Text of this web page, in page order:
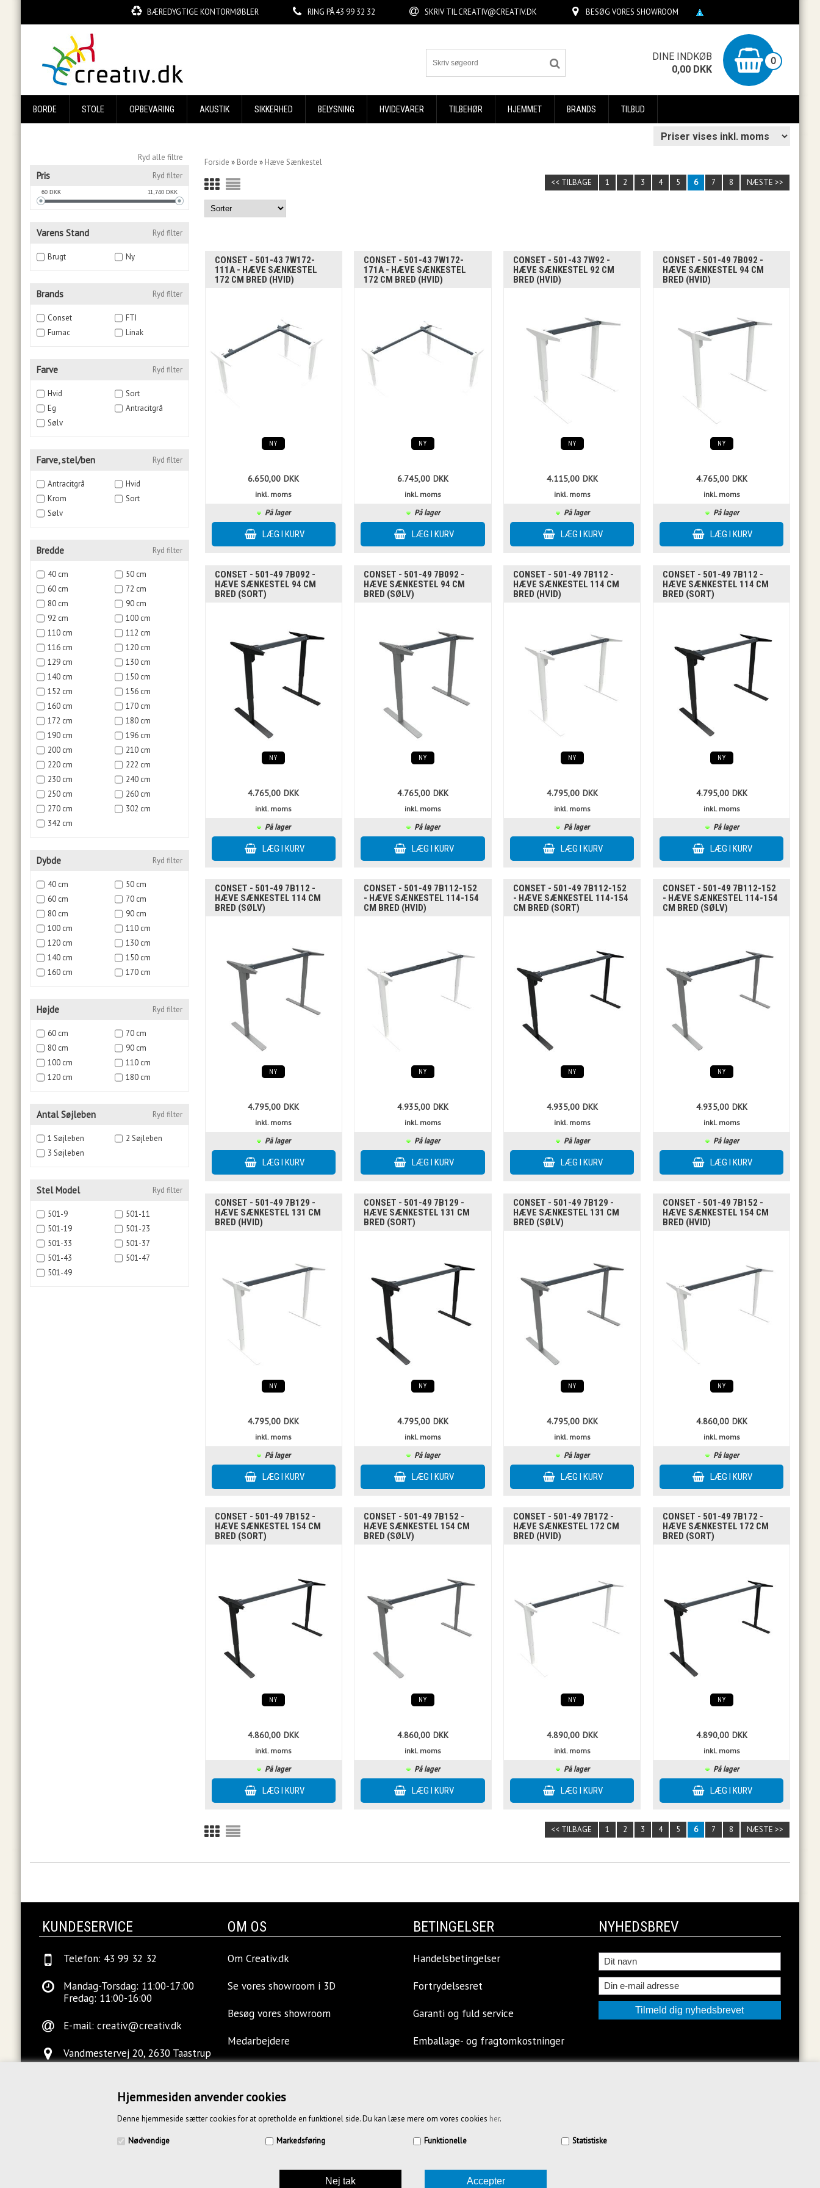
Hjemmesiden anvender cookies
Denne hjemmeside sætter cookies for at opretholde en funktionel side. Du kan læse mere om vores cookies her.
Nødvendige Markedsføring Funktionelle Statistiske
BÆREDYGTIGE KONTORMØBLER RING PÅ43 99 32 32 SKRIV TILCREATIV@CREATIV.DK BESØG VORES SHOWROOM
DINE INDKØB 0
0,00 DKK
BORDE STOLE OPBEVARING AKUSTIK SIKKERHED BELYSNING HVIDEVARER TILBEHØR HJEMMET BRANDS TILBUD
Ryd alle filtre
Pris Ryd filter
60DKK 11,740DKK
Varens Stand Ryd filter
Brugt Ny
Brands Ryd filter
Conset
FTI
Fumac
Linak
Farve Ryd filter
Hvid
Sort
Eg
Antracitgrå
Sølv
Farve, stel/ben Ryd filter
Antracitgrå
Hvid
Krom
Sort
Sølv
Bredde Ryd filter
40 cm
50 cm
60 cm
72 cm
80 cm
90 cm
92 cm
100 cm
110 cm
112 cm
116 cm
120 cm
129 cm
130 cm
140 cm
150 cm
152 cm
156 cm
160 cm
170 cm
172 cm
180 cm
190 cm
196 cm
200 cm
210 cm
220 cm
222 cm
230 cm
240 cm
250 cm
260 cm
270 cm
302 cm
342 cm
Dybde Ryd filter
40 cm
50 cm
60 cm
70 cm
80 cm
90 cm
100 cm
110 cm
120 cm
130 cm
140 cm
150 cm
160 cm
170 cm
Højde Ryd filter
60 cm
70 cm
80 cm
90 cm
100 cm
110 cm
120 cm
180 cm
Antal Søjleben Ryd filter
1 Søjleben
2 Søjleben
3 Søjleben
Stel Model Ryd filter
501-9
501-11
501-19
501-23
501-33
501-37
501-43
501-47
501-49
Forside » Borde » Hæve Sænkestel
<< TILBAGE
1 2 3 4 5 6 7 8 NÆSTE >>
CONSET - 501-43 7W172-
111A - HÆVE SÆNKESTEL
172 CM BRED (HVID)
NY
6.650,00 DKK
inkl. moms
På lager
CONSET - 501-43 7W172-
171A - HÆVE SÆNKESTEL
172 CM BRED (HVID)
NY
6.745,00 DKK
inkl. moms
På lager
CONSET - 501-43 7W92 -
HÆVE SÆNKESTEL 92 CM
BRED (HVID)
NY
4.115,00 DKK
inkl. moms
På lager
CONSET - 501-49 7B092 -
HÆVE SÆNKESTEL 94 CM
BRED (HVID)
NY
4.765,00 DKK
inkl. moms
På lager
CONSET - 501-49 7B092 -
HÆVE SÆNKESTEL 94 CM
BRED (SORT)
NY
4.765,00 DKK
inkl. moms
På lager
CONSET - 501-49 7B092 -
HÆVE SÆNKESTEL 94 CM
BRED (SØLV)
NY
4.765,00 DKK
inkl. moms
På lager
CONSET - 501-49 7B112 -
HÆVE SÆNKESTEL 114 CM
BRED (HVID)
NY
4.795,00 DKK
inkl. moms
På lager
CONSET - 501-49 7B112 -
HÆVE SÆNKESTEL 114 CM
BRED (SORT)
NY
4.795,00 DKK
inkl. moms
På lager
CONSET - 501-49 7B112 -
HÆVE SÆNKESTEL 114 CM
BRED (SØLV)
NY
4.795,00 DKK
inkl. moms
På lager
CONSET - 501-49 7B112-152
- HÆVE SÆNKESTEL 114-154
CM BRED (HVID)
NY
4.935,00 DKK
inkl. moms
På lager
CONSET - 501-49 7B112-152
- HÆVE SÆNKESTEL 114-154
CM BRED (SORT)
NY
4.935,00 DKK
inkl. moms
På lager
CONSET - 501-49 7B112-152
- HÆVE SÆNKESTEL 114-154
CM BRED (SØLV)
NY
4.935,00 DKK
inkl. moms
På lager
CONSET - 501-49 7B129 -
HÆVE SÆNKESTEL 131 CM
BRED (HVID)
NY
4.795,00 DKK
inkl. moms
På lager
CONSET - 501-49 7B129 -
HÆVE SÆNKESTEL 131 CM
BRED (SORT)
NY
4.795,00 DKK
inkl. moms
På lager
CONSET - 501-49 7B129 -
HÆVE SÆNKESTEL 131 CM
BRED (SØLV)
NY
4.795,00 DKK
inkl. moms
På lager
CONSET - 501-49 7B152 -
HÆVE SÆNKESTEL 154 CM
BRED (HVID)
NY
4.860,00 DKK
inkl. moms
På lager
CONSET - 501-49 7B152 -
HÆVE SÆNKESTEL 154 CM
BRED (SORT)
NY
4.860,00 DKK
inkl. moms
På lager
CONSET - 501-49 7B152 -
HÆVE SÆNKESTEL 154 CM
BRED (SØLV)
NY
4.860,00 DKK
inkl. moms
På lager
CONSET - 501-49 7B172 -
HÆVE SÆNKESTEL 172 CM
BRED (HVID)
NY
4.890,00 DKK
inkl. moms
På lager
CONSET - 501-49 7B172 -
HÆVE SÆNKESTEL 172 CM
BRED (SORT)
NY
4.890,00 DKK
inkl. moms
På lager
<< TILBAGE 1 2 3 4 5 6 7 8 NÆSTE >>
KUNDESERVICE
Telefon: 43 99 32 32
Mandag-Torsdag: 11:00-17:00
Fredag: 11:00-16:00
E-mail: creativ@creativ.dk
Vandmestervej 20, 2630 Taastrup
OM OS
Om Creativ.dk
Se vores showroom i 3D
Besøg vores showroom
Medarbejdere
Kontakt os
Blog
BETINGELSER
Handelsbetingelser
Fortrydelsesret
Garanti og fuld service
Emballage- og fragtomkostninger
Vejledende priser
NYHEDSBREV